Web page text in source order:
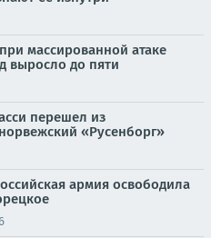
массированной атаке
выросло до пяти
перешел из
«Русенборг»
армия освободила